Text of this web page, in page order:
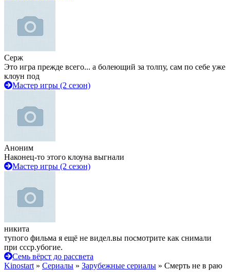
Серж
Это игра прежде всего... а болеющий за толпу, сам по себе уже
клоун под
Мастер игры (2 сезон)
Аноним
Наконец-то этого клоуна выгнали
Мастер игры (2 сезон)
никита
тупого фильма я ещё не видел.вы посмотрите как снимали
при ссср.убогие.
Семь вёрст до рассвета
Kinostart » Сериалы » Зарубежные сериалы » Смерть не в раю